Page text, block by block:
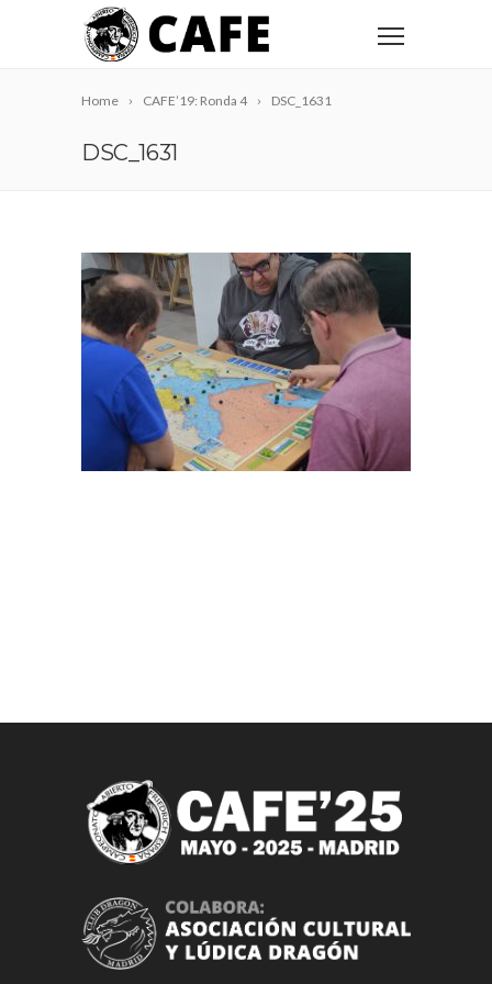
Home CAFE’19: Ronda 4 DSC_1631
DSC_1631